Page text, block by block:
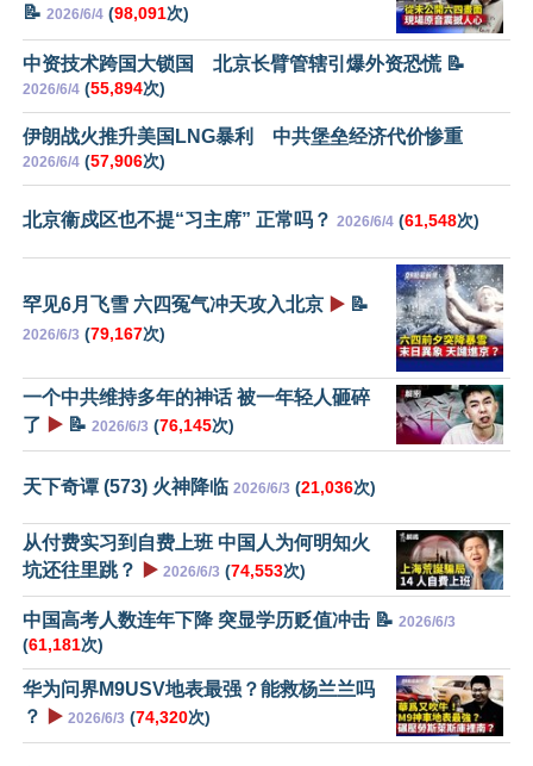
📝 2026/6/4 (98,091次)
中资技术跨国大锁国 北京长臂管辖引爆外资恐慌 📝
2026/6/4 (55,894次)
伊朗战火推升美国LNG暴利 中共堡垒经济代价惨重
2026/6/4 (57,906次)
北京衞戍区也不提“习主席” 正常吗？ 2026/6/4 (61,548次)
罕见6月飞雪 六四冤气冲天攻入北京 ▶️ 📝
2026/6/3 (79,167次)
一个中共维持多年的神话 被一年轻人砸碎
了 ▶️ 📝 2026/6/3 (76,145次)
天下奇谭 (573) 火神降临 2026/6/3 (21,036次)
从付费实习到自费上班 中国人为何明知火
坑还往里跳？
▶️ 2026/6/3 (74,553次)
中国高考人数连年下降 突显学历贬值冲击 📝 2026/6/3
(61,181次)
华为问界M9USV地表最强？能救杨兰兰吗
？
▶️ 2026/6/3 (74,320次)